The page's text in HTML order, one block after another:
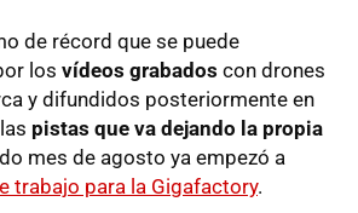
de récord que se puede
los vídeos grabados con drones
y difundidos posteriormente en
pistas que va dejando la propia
mes de agosto ya empezó a
trabajo para la Gigafactory.